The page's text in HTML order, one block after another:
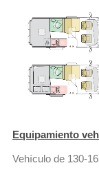
Equipamiento
Vehículo de 130-